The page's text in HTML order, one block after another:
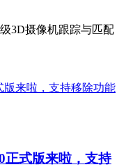
3D摄像机跟踪与匹配
正式版来啦，支持